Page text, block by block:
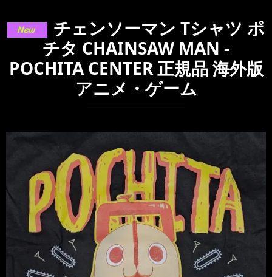
チェンソーマン Tシャツ ポ
チタ CHAINSAW MAN -
POCHITA CENTER 正規品 海外版
アニメ・ゲーム